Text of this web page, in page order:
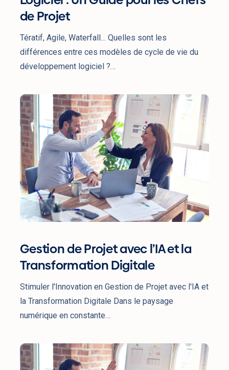
Chefs
de
Projet
de Projet
Tératif, Agile, Waterfall… Quelles sont les
différences entre ces modèles de cycle de vie du
développement logiciel ?…
Gestion
de
Projet
avec
l’IA
et
la
Transformation
Digitale
Gestion de Projet avec l’IA et la
Transformation Digitale
Stimuler l'Innovation en Gestion de Projet avec l'IA et
la Transformation Digitale Dans le paysage
numérique en constante…
Améliorer
le